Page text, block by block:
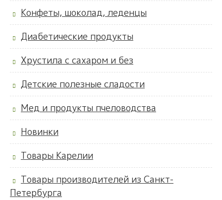
Конфеты, шоколад, леденцы
Диабетические продукты
Хрустила с сахаром и без
Детские полезные сладости
Мед и продукты пчеловодства
Новинки
Товары Карелии
Товары производителей из Санкт-
Петербурга